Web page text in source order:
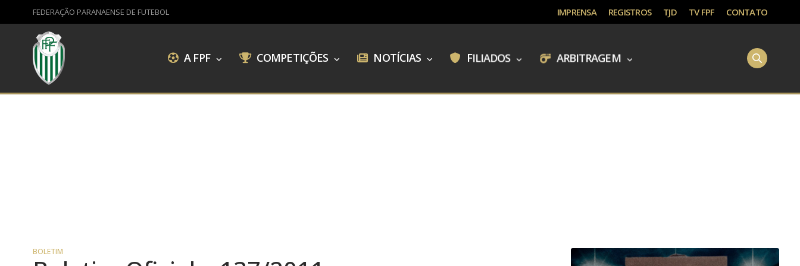
FEDERAÇÃO PARANAENSE DE FUTEBOL IMPRENSA REGISTROS TJD TV FPF CONTATO
A FPF COMPETIÇÕES NOTÍCIAS FILIADOS ARBITRAGEM
BOLETIM